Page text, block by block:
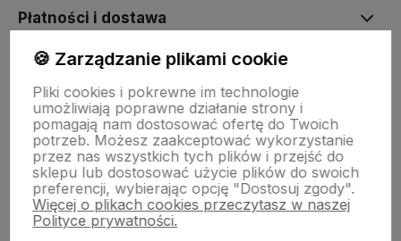
Płatności i dostawa
Pomoc
🍪 Zarządzanie plikami cookie
Pliki cookies i pokrewne im technologie
umożliwiają poprawne działanie strony i
pomagają nam dostosować ofertę do Twoich
potrzeb. Możesz zaakceptować wykorzystanie
przez nas wszystkich tych plików i przejść do
sklepu lub dostosować użycie plików do swoich
preferencji, wybierając opcję "Dostosuj zgody".
Więcej o plikach cookies przeczytasz w naszej
Polityce prywatności.